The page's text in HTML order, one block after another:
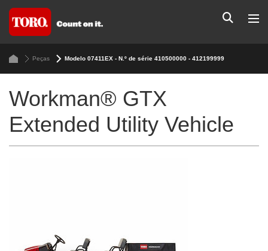
Peças Modelo 07411EX - N.º de série 410500000 - 412199999
Workman® GTX
Extended Utility Vehicle